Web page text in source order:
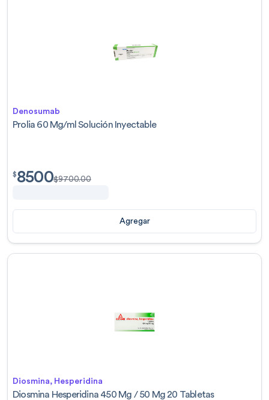
Denosumab
Prolia 60 Mg/ml Solución Inyectable
$8500.00
$8500$9700.00
Agregar
Diosmina, Hesperidina
Diosmina Hesperidina 450 Mg / 50 Mg 20 Tabletas